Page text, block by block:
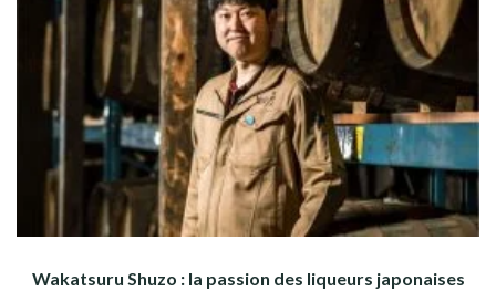
Wakatsuru Shuzo : la passion des liqueurs japonaises